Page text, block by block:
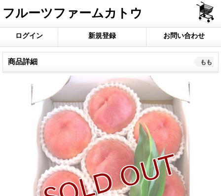
フルーツファームカトウ
ログイン 新規登録 お問い合わせ
商品詳細 もも